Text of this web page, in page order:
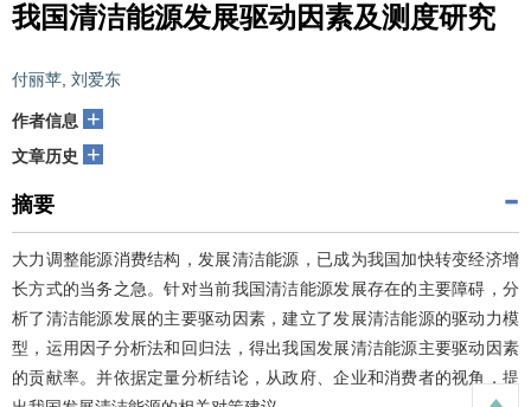
我国清洁能源发展驱动因素及测度研究
付丽苹 刘爱东
作者信息 +
文章历史 +
摘要
大力调整能源消费结构，发展清洁能源，已成为我国加快转变经济增
长方式的当务之急。针对当前我国清洁能源发展存在的主要障碍，分
析了清洁能源发展的主要驱动因素，建立了发展清洁能源的驱动力模
型，运用因子分析法和回归法，得出我国发展清洁能源主要驱动因素
的贡献率。并依据定量分析结论，从政府、企业和消费者的视角，提